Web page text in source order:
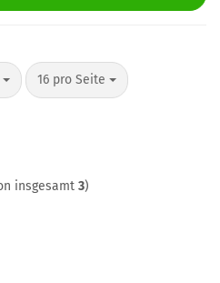
16 pro Seite
pro Seite
insgesamt 3)